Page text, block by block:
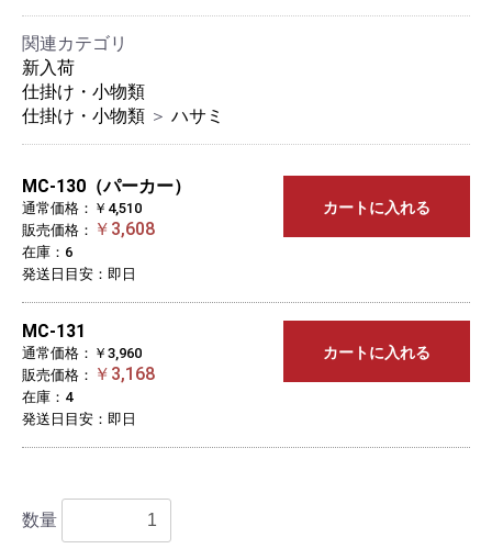
関連カテゴリ
新入荷
仕掛け・小物類
仕掛け・小物類 ＞ ハサミ
MC-130（パーカー）
通常価格：￥4,510
販売価格： ￥3,608
在庫：6
発送日目安：即日
カートに入れる
MC-131
通常価格：￥3,960
販売価格： ￥3,168
在庫：4
発送日目安：即日
カートに入れる
数量